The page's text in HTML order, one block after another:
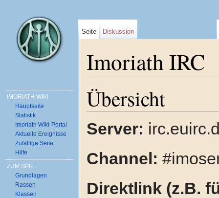
Imoriath IRC
Übersicht
Server:
Channel:
Direktlink (z.B.
Seite Diskussion
IMORIATH WIKI
Hauptseite
Statistik
Imoriath Wiki-Portal
Aktuelle Ereignisse
Zufällige Seite
Hilfe
ZUM SPIEL
Grundlagen
Rassen
Klassen